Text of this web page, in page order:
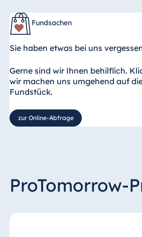
Fundsachen
Sie haben etwas bei uns
Gerne sind wir Ihnen behilflich.
wir machen uns umgehend auf
Fundstück.
zur Online-Abfrage
ProTomorrow-